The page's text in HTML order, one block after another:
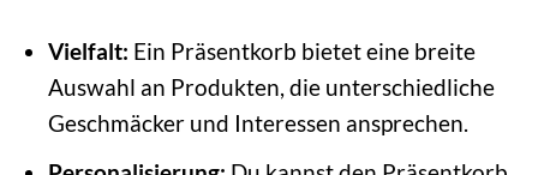
Vielfalt: Ein Präsentkorb bietet eine breite
Auswahl an Produkten, die unterschiedliche
Geschmäcker und Interessen ansprechen.